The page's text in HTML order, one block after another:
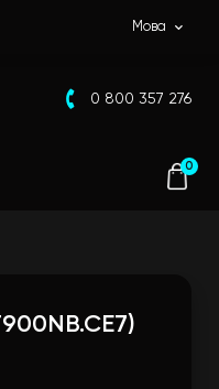
Мова
0 800 357 276
0